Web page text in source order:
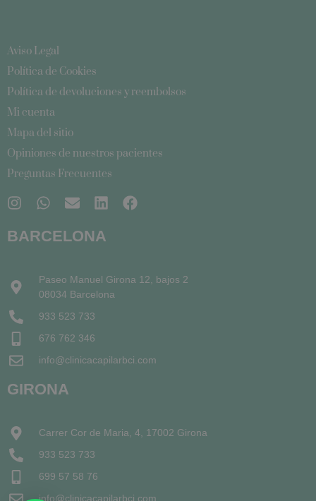
Aviso Legal
Política de Cookies
Política de devoluciones y reembolsos
Mi cuenta
Mapa del sitio
Opiniones de nuestros pacientes
Preguntas Frecuentes
BARCELONA
Paseo Manuel Girona 12, bajos 2
08034 Barcelona
933 523 733
676 762 346
info@clinicacapilarbci.com
GIRONA
Carrer Cor de Maria, 4, 17002 Girona
933 523 733
699 57 58 76
info@clinicacapilarbci.com